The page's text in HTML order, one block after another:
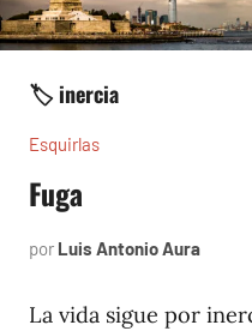
🏷️ inercia
Esquirlas
Fuga
por Luis Antonio Aura
2024
La vida sigue por